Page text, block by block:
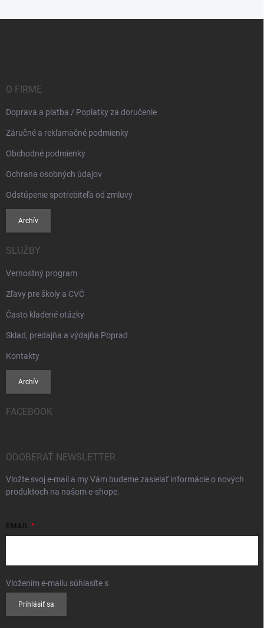
O FIRME
Doprava a platba / Poplatky za doručenie
Záručné a reklamačné podmienky
Obchodné podmienky
Ochrana osobných údajov
Odstúpenie spotrebiteľa od zmluvy
Archív
SLUŽBY
Vernostný program
Zľavy pre školy a CVČ
Často kladené otázky
Sklad, predajňa a výdajňa Poprad
Kontakty
Archív
FACEBOOK
ODOBERAŤ NEWSLETTER
Vložte svoj e-mail a my Vám budeme zasielať informácie o nových
produktoch na našom e-shope.
EMAIL
Vložením e-mailu súhlasíte s
Prihlásiť sa